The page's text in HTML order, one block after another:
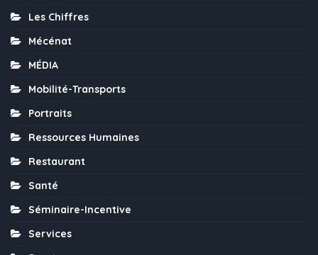
Les Chiffres
Mécénat
MÉDIA
Mobilité-Transports
Portraits
Ressources Humaines
Restaurant
Santé
Séminaire-Incentive
Services